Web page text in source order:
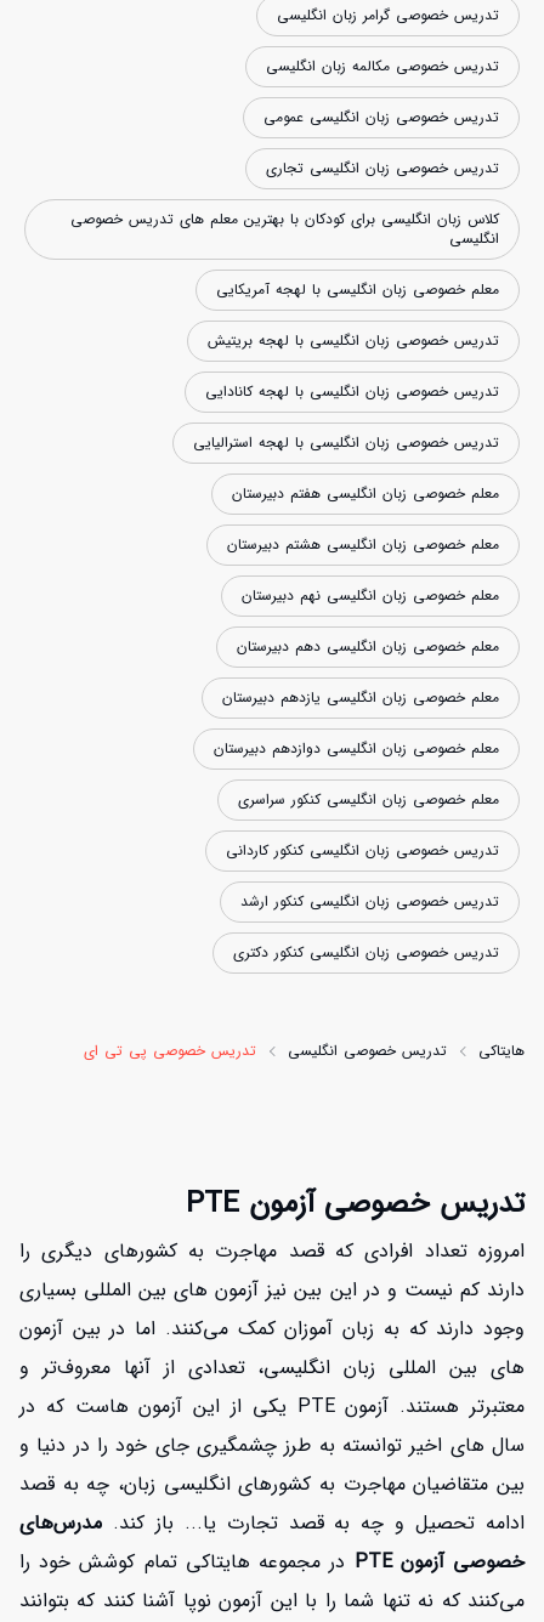
تدریس خصوصی گرامر زبان انگلیسی
تدریس خصوصی مکالمه زبان انگلیسی
تدریس خصوصی زبان انگلیسی عمومی
تدریس خصوصی زبان انگلیسی تجاری
کلاس زبان انگلیسی برای کودکان با بهترین معلم های تدریس خصوصی
انگلیسی
معلم خصوصی زبان انگلیسی با لهجه آمریکایی
تدریس خصوصی زبان انگلیسی با لهجه بریتیش
تدریس خصوصی زبان انگلیسی با لهجه کانادایی
تدریس خصوصی زبان انگلیسی با لهجه استرالیایی
معلم خصوصی زبان انگلیسی هفتم دبیرستان
معلم خصوصی زبان انگلیسی هشتم دبیرستان
معلم خصوصی زبان انگلیسی نهم دبیرستان
معلم خصوصی زبان انگلیسی دهم دبیرستان
معلم خصوصی زبان انگلیسی یازدهم دبیرستان
معلم خصوصی زبان انگلیسی دوازدهم دبیرستان
معلم خصوصی زبان انگلیسی کنکور سراسری
تدریس خصوصی زبان انگلیسی کنکور کاردانی
تدریس خصوصی زبان انگلیسی کنکور ارشد
تدریس خصوصی زبان انگلیسی کنکور دکتری
هایتاکی تدریس خصوصی انگلیسی تدریس خصوصی پی تی ای
تدریس خصوصی آزمون PTE
امروزه تعداد افرادی که قصد مهاجرت به کشورهای دیگری را
دارند کم نیست و در این بین نیز آزمون های بین المللی بسیاری
وجود دارند که به زبان آموزان کمک می‌کنند. اما در بین آزمون
های بین المللی زبان انگلیسی، تعدادی از آنها معروف‌تر و
معتبرتر هستند. آزمون PTE یکی از این آزمون هاست که در
سال های اخیر توانسته به طرز چشمگیری جای خود را در دنیا و
بین متقاضیان مهاجرت به کشورهای انگلیسی زبان، چه به قصد
ادامه تحصیل و چه به قصد تجارت یا... باز کند. مدرس‌های
خصوصی آزمون PTE
در مجموعه هایتاکی تمام کوشش خود را
می‌کنند که نه تنها شما را با این آزمون نوپا آشنا کنند که بتوانند